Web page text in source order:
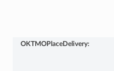
OKTMOPlaceDelivery: